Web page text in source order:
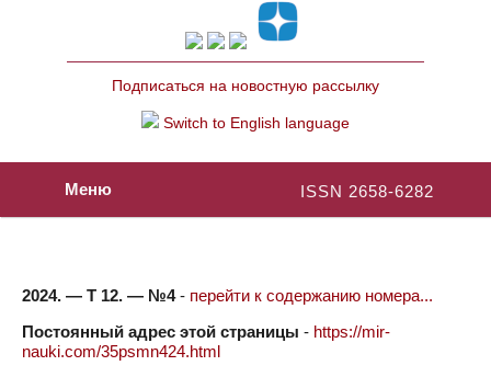
Подписаться на новостную рассылку
Switch to English language
ISSN 2658-6282
Меню
2024. — Т 12. — №4- перейти к содержанию номера...
Постоянный адрес этой страницы - https://mir-
nauki.com/35psmn424.html